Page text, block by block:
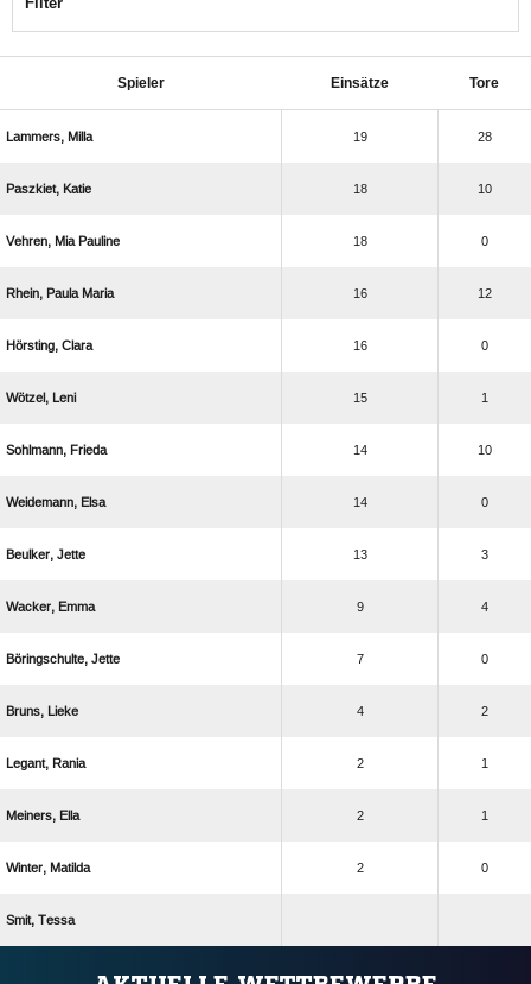
Spieler Einsätze Tore
  19 28
  18 10
   18 0
   16 12
  16 0
  15 1
  14 10
  14 0
  13 3
  9 4
  7 0
  4 2
  2 1
  2 1
  2 0
 